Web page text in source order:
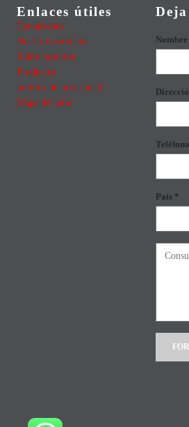
Enlaces útiles
Contáctenos
Nuestros servicios
Sobre nosotros
Productos
política de privacidad
Mapa del sitio
País *